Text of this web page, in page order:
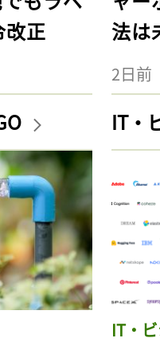
改正
法は
2日前
IT・
IT・